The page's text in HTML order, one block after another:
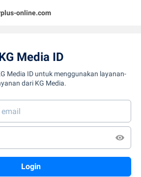
online.com
Media ID
Media ID untuk menggunakan layanan-
dari KG Media.